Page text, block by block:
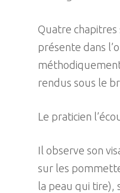
Quatre chapitres
présente dans
rendus sous le
Le praticien
Il observe son
sur les
la peau qui tire),